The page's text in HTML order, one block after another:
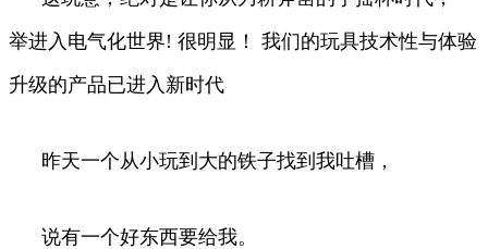
举进入电气化世界! 很明显！ 我们的玩具技术性与体验
升级的产品已进入新时代
昨天一个从小玩到大的铁子找到我吐槽，
说有一个好东西要给我。